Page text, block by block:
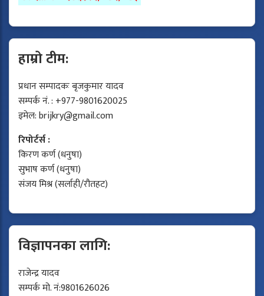
हाम्रो टीम:
प्रधान सम्पादकः बृजकुमार यादव
सम्पर्क नं. : +977-9801620025
इमेल:brijkry@gmail.com
रिपोर्टर्स :
किरण कर्ण (धनुषा)
सुभाष कर्ण (धनुषा)
संजय मिश्र (सर्लाही/रौतहट)
विज्ञापनका लागि:
राजेन्द्र यादव
सम्पर्क मो. नं:9801626026